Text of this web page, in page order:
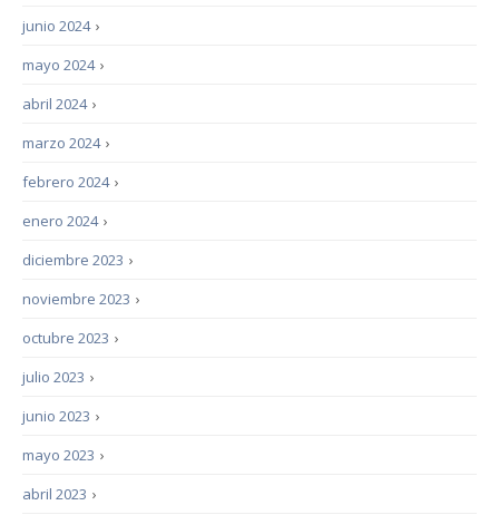
›
junio 2024
›
mayo 2024
›
abril 2024
›
marzo 2024
›
febrero 2024
›
enero 2024
›
diciembre 2023
›
noviembre 2023
›
octubre 2023
›
julio 2023
›
junio 2023
›
mayo 2023
›
abril 2023